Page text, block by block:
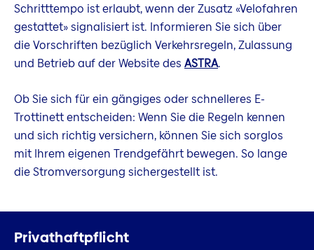
Schritttempo ist erlaubt, wenn der Zusatz «Velofahren
gestattet» signalisiert ist. Informieren Sie sich über
die Vorschriften bezüglich Verkehrsregeln, Zulassung
und Betrieb auf der Website des ASTRA.
Ob Sie sich für ein gängiges oder schnelleres E-
Trottinett entscheiden: Wenn Sie die Regeln kennen
und sich richtig versichern, können Sie sich sorglos
mit Ihrem eigenen Trendgefährt bewegen. So lange
die Stromversorgung sichergestellt ist.
Privat­haftpflicht